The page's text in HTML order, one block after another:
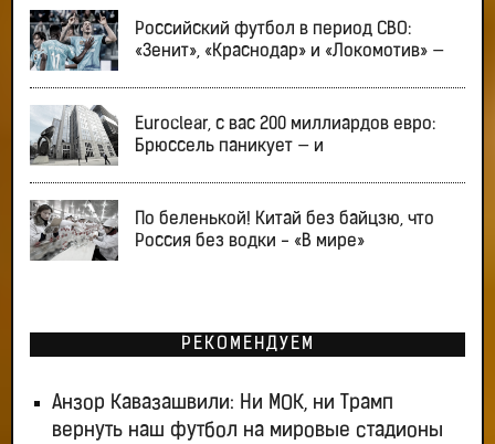
Российский футбол в период СВО:
«Зенит», «Краснодар» и «Локомотив» —
Euroclear, с вас 200 миллиардов евро:
Брюссель паникует — и
По беленькой! Китай без байцзю, что
Россия без водки - «В мире»
РЕКОМЕНДУЕМ
Анзор Кавазашвили: Ни МОК, ни Трамп
вернуть наш футбол на мировые стадионы